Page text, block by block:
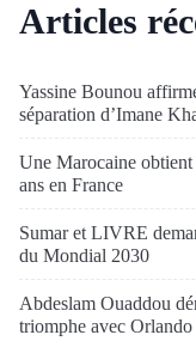
Articles
Yassine Bounou
séparation d’Imane
Une Marocaine
ans en France
Sumar et LIVRE
du Mondial 2030
Abdeslam Ouaddou
triomphe avec Orlando